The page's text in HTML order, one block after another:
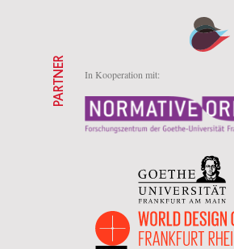
In Kooperation mit:
PARTNER